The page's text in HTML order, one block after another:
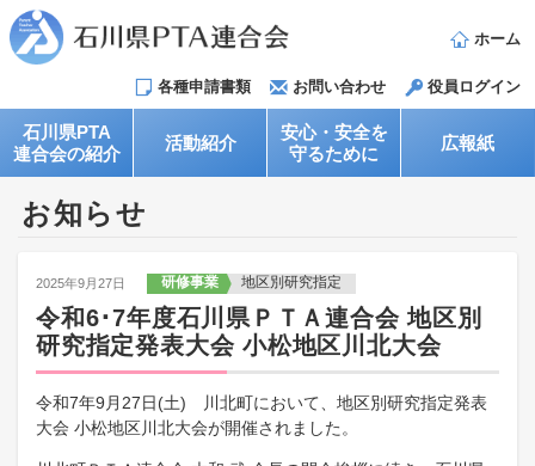
ホーム
各種申請書類 お問い合わせ 役員ログイン
石川県PTA
連合会の紹介
活動紹介
安心・安全を
守るために
広報紙
お知らせ
2025年9月27日 研修事業 地区別研究指定
令和6･7年度石川県ＰＴＡ連合会 地区別
研究指定発表大会 小松地区川北大会
令和7年9月27日(土) 川北町において、地区別研究指定発表
大会 小松地区川北大会が開催されました。